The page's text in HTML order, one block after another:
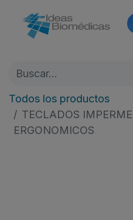
Todos los productos
TECLADOS
ERGONOMICOS